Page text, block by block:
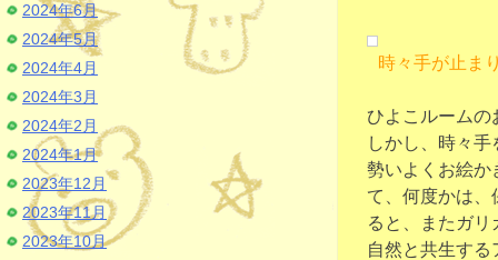
時々手が止ま
ひよこルームの
しかし、時々
勢いよくお絵か
て、何度かは
ると、またガリ
自然と共生す
2024年6月
2024年5月
2024年4月
2024年3月
2024年2月
2024年1月
2023年12月
2023年11月
2023年10月